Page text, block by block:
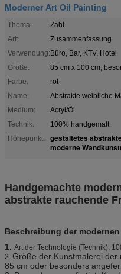
Moderner Art Oil Painting
Thema:
Zahl
Art:
Zusammenfassung
Verwendung:Büro, Bar, KTV, Hotel
Größe:
85 cm x 100 cm,
Farbe:
rot
Name:
Abstrakte weibliche
Medium:
Acryl/Öl
Technik:
100% handgemalt
Höhepunkt:
gestaltetes
moderne
Handgemachte
abstrakte rauchende
Beschreibung der
1. Art der Technologie (Technik):
2. Größe der Kunstmalerei der
85 cm oder besonders